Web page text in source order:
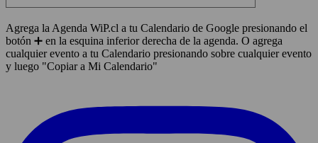
Agrega la Agenda WiP.cl a tu Calendario de Google presionando el
botón ➕ en la esquina inferior derecha de la agenda. O agrega
cualquier evento a tu Calendario presionando sobre cualquier evento
y luego "Copiar a Mi Calendario"